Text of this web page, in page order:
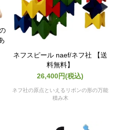
ネフスピール naef/ネフ社 【送
料無料】
26,400円(税込)
ネフ社の原点といえるリボンの形の万能
積み木